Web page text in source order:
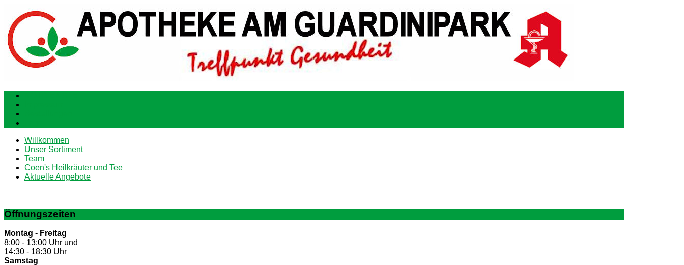
Willkommen
Unser Sortiment
Team
Coen's Heilkräuter und Tee
Aktuelle Angebote
Öffnungszeiten
Montag - Freitag
8:00 - 13:00 Uhr und
14:30 - 18:30 Uhr
Samstag